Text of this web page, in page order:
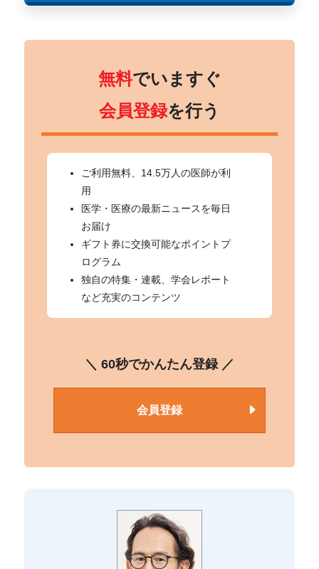
無料でいますぐ
会員登録を行う
ご利用無料、14.5万人の医師が利
用
医学・医療の最新ニュースを毎日
お届け
ギフト券に交換可能なポイントプ
ログラム
独自の特集・連載、学会レポート
など充実のコンテンツ
＼ 60秒でかんたん登録 ／
会員登録